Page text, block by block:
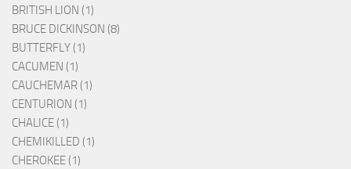
BRITISH LION (1)
BRUCE DICKINSON (8)
BUTTERFLY (1)
CACUMEN (1)
CAUCHEMAR (1)
CENTURION (1)
CHALICE (1)
CHEMIKILLED (1)
CHEROKEE (1)